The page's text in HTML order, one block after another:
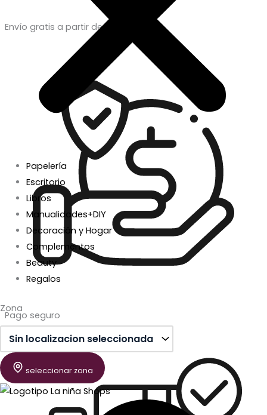
Papelería
Escritorio
Libros
Manualidades+DIY
Decoración y Hogar
Complementos
Beauty
Regalos
Zona
seleccionar zona
Envío gratis a partir de 50€
Pago seguro